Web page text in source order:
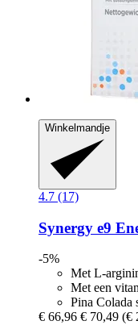
Winkelmandje
4.7 (17)
Synergy e9
-5%
Met L-
Met een
Pina Colada
€ 66,96 € 70,49 (€